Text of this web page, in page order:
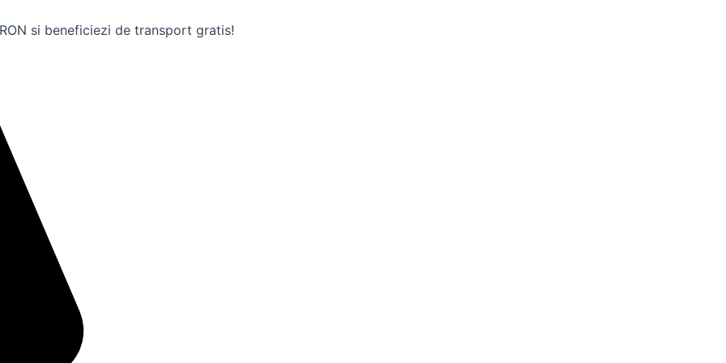
si beneficiezi de transport gratis!